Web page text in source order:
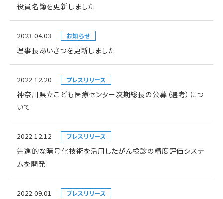
役員名簿を更新しました
2023.04.03 お知らせ
理事長あいさつを更新しました
2022.12.20 プレスリリース
神奈川県立こども医療センター次期総長の公募（選考）につ
いて
2022.12.12 プレスリリース
先進的な暗号化技術を活用したがん検診の精度評価システ
ムを開発
2022.09.01 プレスリリース